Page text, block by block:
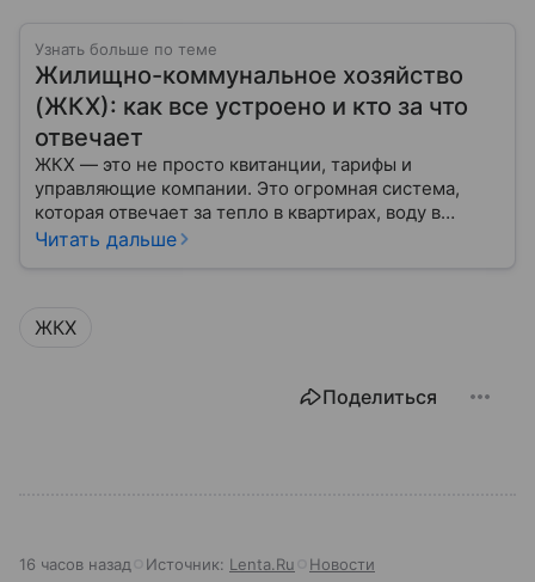
Узнать больше по теме
Жилищно-коммунальное хозяйство
(ЖКХ): как все устроено и кто за что
отвечает
ЖКХ — это не просто квитанции, тарифы и
управляющие компании. Это огромная система,
которая отвечает за тепло в квартирах, воду в
кране, освещение улиц и чистоту во дворах.
Читать дальше
ЖКХ
Поделиться
16 часов назад Источник: Lenta.Ru Новости